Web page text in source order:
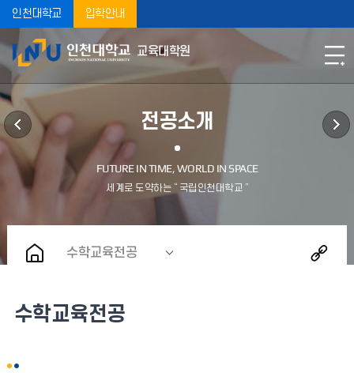
인천대학교 입학안내
교육대학원
전공소개
수학교육전공
수학교육전공